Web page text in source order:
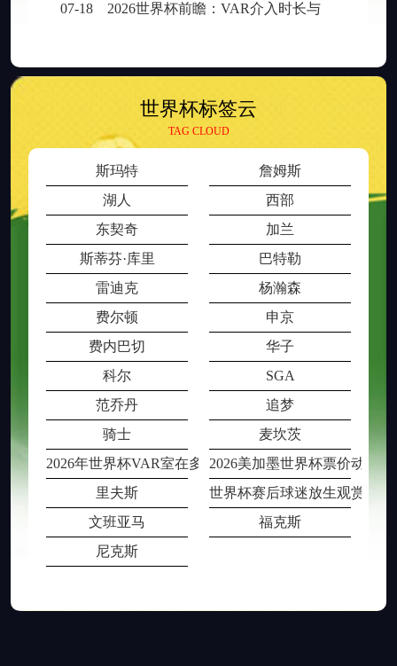
07-18
2026世界杯前瞻：VAR介入时长与判罚时效性的权衡之道
世界杯标签云
TAG CLOUD
斯玛特
詹姆斯
湖人
西部
东契奇
加兰
斯蒂芬·库里
巴特勒
雷迪克
杨瀚森
费尔顿
申京
费内巴切
华子
科尔
SGA
范乔丹
追梦
骑士
麦坎茨
2026年世界杯VAR室在多场比赛同时段2026美加墨世界杯票价动态
里夫斯
世界杯赛后球迷放生观赏鱼被
文班亚马
福克斯
尼克斯